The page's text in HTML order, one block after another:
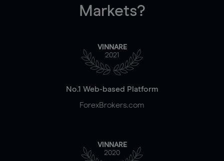
Markets?
VINNARE
2021
No.1 Web-based Platform
ForexBrokers.com
VINNARE
2020